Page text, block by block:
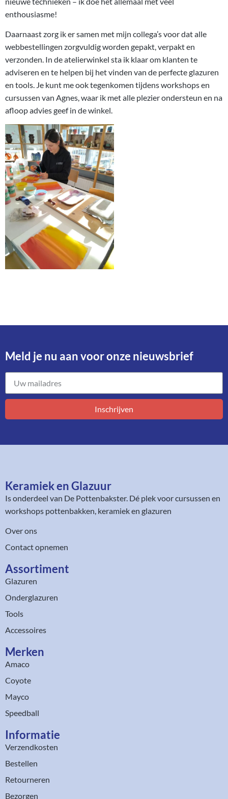
enthousiasme!
Daarnaast zorg ik er samen met mijn collega’s voor dat alle
webbestellingen zorgvuldig worden gepakt, verpakt en
verzonden. In de atelierwinkel sta ik klaar om klanten te
adviseren en te helpen bij het vinden van de perfecte glazuren
en tools. Je kunt me ook tegenkomen tijdens workshops en
cursussen van Agnes, waar ik met alle plezier ondersteun en na
afloop advies geef in de winkel.
Meld je nu aan voor onze nieuwsbrief​
Inschrijven
Keramiek en Glazuur​
Is onderdeel van De Pottenbakster. Dé plek voor cursussen en
workshops pottenbakken, keramiek en glazuren
Over ons
Contact opnemen
Assortiment​
Glazuren
Onderglazuren
Tools
Accessoires
Merken
Amaco
Coyote
Mayco
Speedball
Informatie
Verzendkosten
Bestellen
Retourneren
Bezorgen